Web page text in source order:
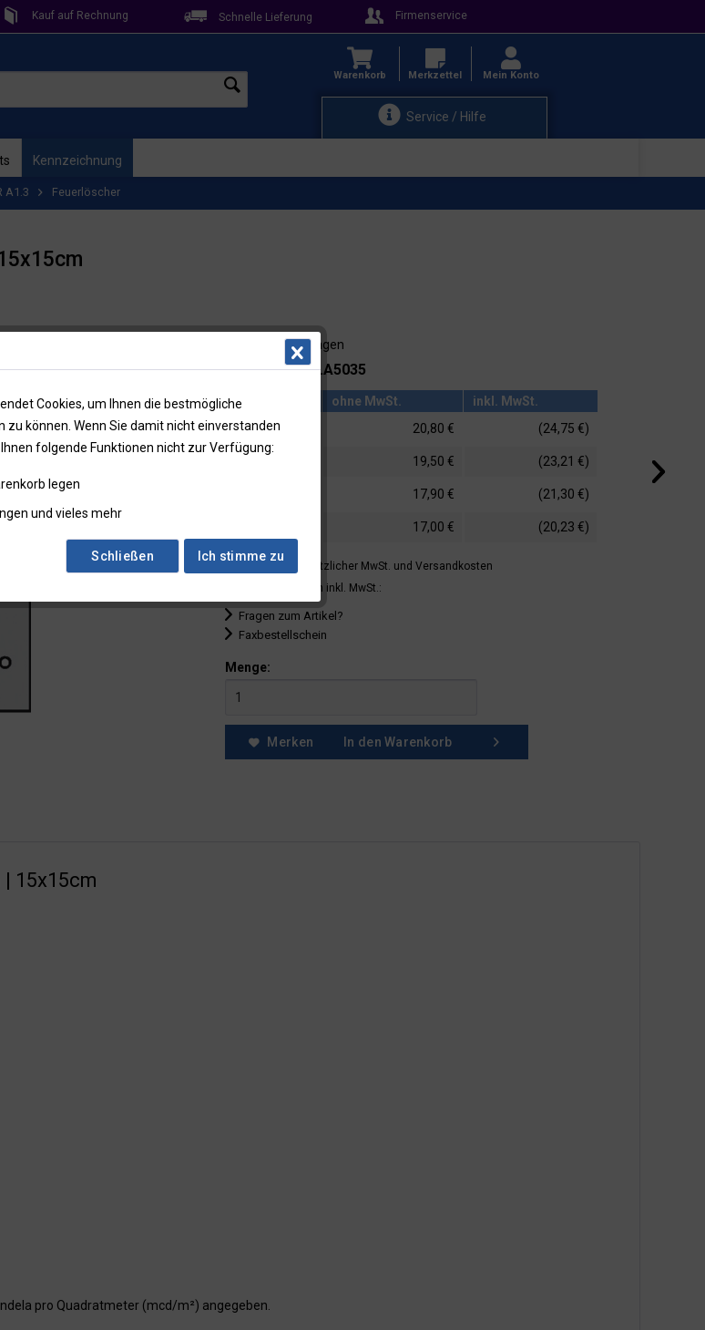
Kauf auf Rechnung Schnelle Lieferung Firmenservice
Service / Hilfe
Warenkorb Merkzettel Mein Konto
Kennzeichnung
A1.3 Feuerlöscher
Lieferzeit: 3-4 Tagen
Artikel-Nr.: 15.A5035
Menge ohne MwSt.
inkl. MwSt.
bis9 20,80 € (24,75 €)
19,50 € (23,21 €)
17,90 € (21,30 €)
17,00 € (20,23 €)
* Preise zzgl. gesetzlicher MwSt. und Versandkosten
Preise in Klammern inkl. MwSt.:
Fragen zum Artikel?
Faxbestellschein
Menge:
Merken In den Warenkorb
15x15cm
pro Quadratmeter (mcd/m²) angegeben.
Cookies, um Ihnen die bestmögliche
zu können. Wenn Sie damit nicht einverstanden
folgende Funktionen nicht zur Verfügung:
legen
und vieles mehr
Ich stimme zu
Schließen